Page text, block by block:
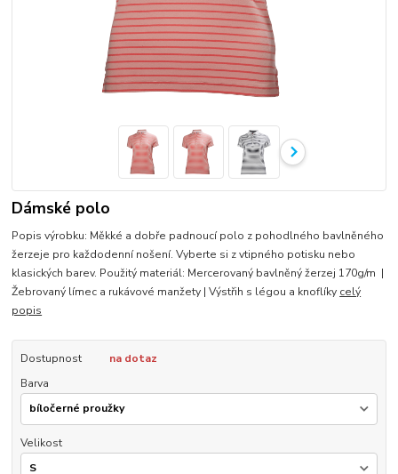
Dámské polo
Popis výrobku: Měkké a dobře padnoucí polo z pohodlného bavlněného
žerzeje pro každodenní nošení. Vyberte si z vtipného potisku nebo
klasických barev. Použitý materiál: Mercerovaný bavlněný žerzej 170g/m |
Žebrovaný límec a rukávové manžety | Výstřih s légou a knoflíky celý
popis
Dostupnost
na dotaz
Barva
Velikost